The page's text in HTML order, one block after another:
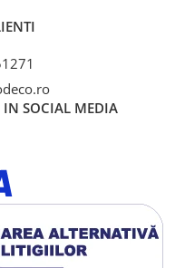
IN SOCIAL MEDIA